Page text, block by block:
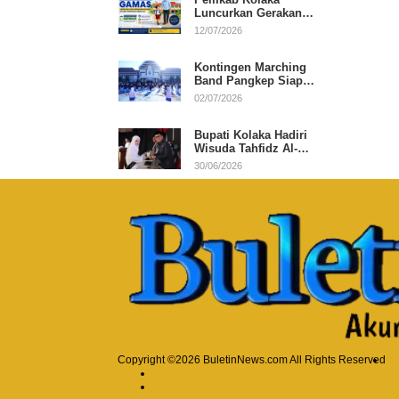
Luncurkan Gerakan
Ayah Mengantar Anak
12/07/2026
Kontingen Marching
Band Pangkep Siap
Berlaga di MIMFEST
02/07/2026
Bupati Kolaka Hadiri
Wisuda Tahfidz Al-
Qur’an, Komitmen
30/06/2026
Copyright ©2026 BuletinNews.com All Rights Reserved